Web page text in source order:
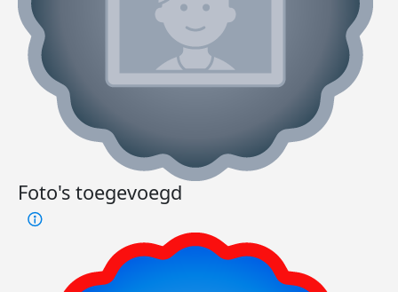
Foto's toegevoegd